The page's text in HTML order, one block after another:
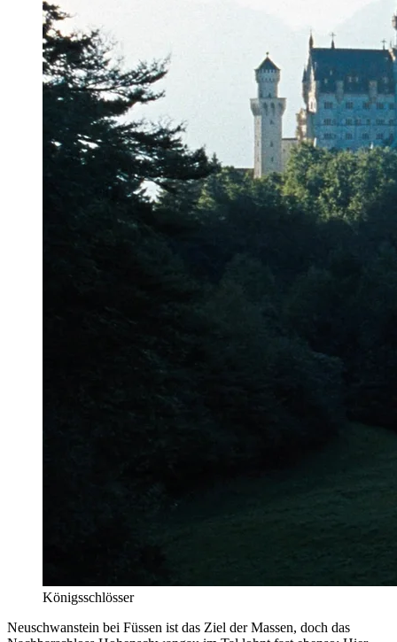
Königsschlösser
Neuschwanstein bei Füssen ist das Ziel der Massen, doch das